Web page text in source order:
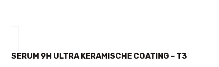
SERUM 9H ULTRA KERAMISCHE COATING – T3